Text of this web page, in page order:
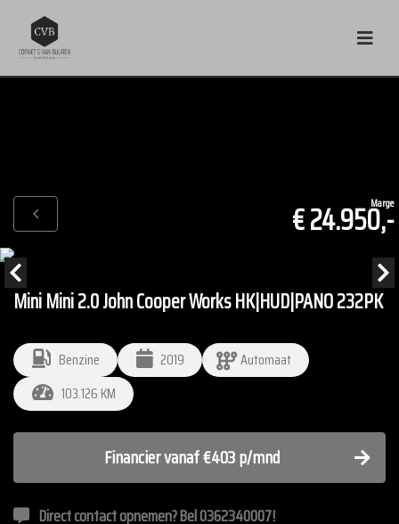
Marge
€ 24.950,-
Mini Mini 2.0 John Cooper Works HK|HUD|PANO 232PK
Benzine 2019
Automaat
103.126 KM
Financier vanaf €403 p/mnd
Direct contact opnemen? Bel 0362340007!